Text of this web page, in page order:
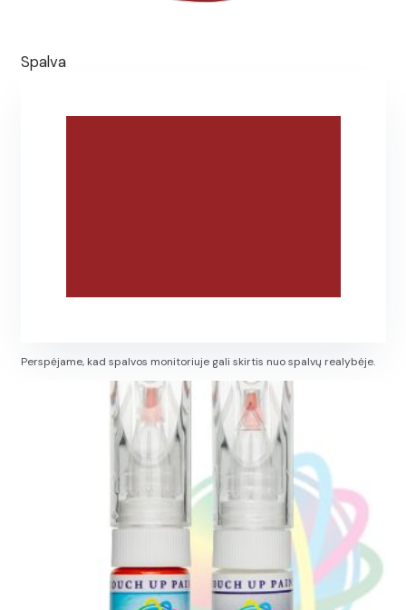
Spalva
Perspėjame, kad spalvos monitoriuje gali skirtis nuo spalvų realybėje.